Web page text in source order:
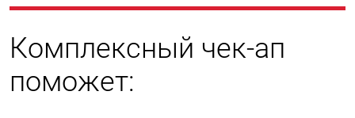
Комплексный чек-ап
поможет: